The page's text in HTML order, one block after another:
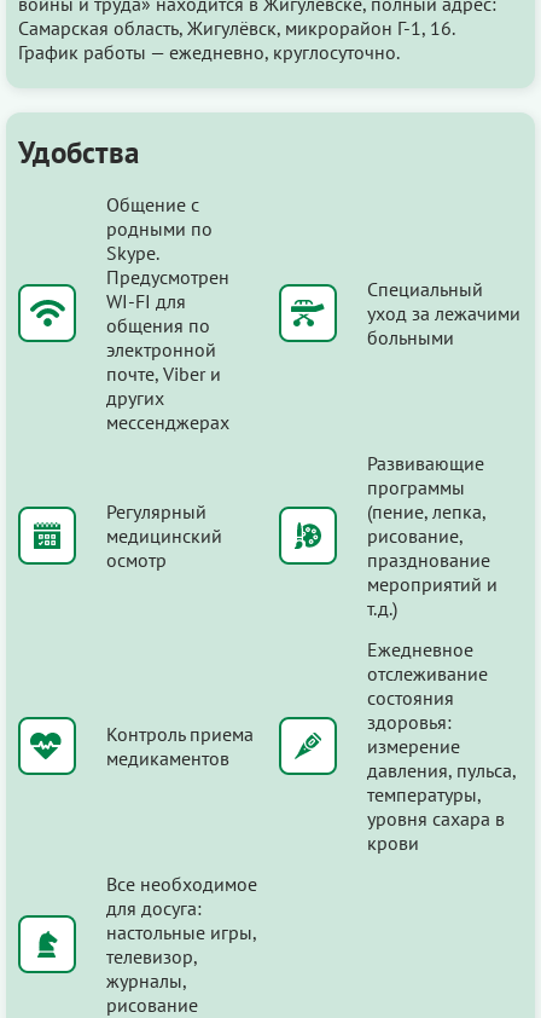
Самарская область, Жигулёвск, микрорайон Г-1, 16.
График работы — ежедневно, круглосуточно.
Удобства
Общение с
родными по
Skype.
Предусмотрен
WI-FI для
общения по
электронной
почте, Viber и
других
мессенджерах
Специальный
уход за лежачими
больными
Регулярный
медицинский
осмотр
Развивающие
программы
(пение, лепка,
рисование,
празднование
мероприятий и
т.д.)
Контроль приема
медикаментов
Ежедневное
отслеживание
состояния
здоровья:
измерение
давления, пульса,
температуры,
уровня сахара в
крови
Все необходимое
для досуга:
настольные игры,
телевизор,
журналы,
рисование